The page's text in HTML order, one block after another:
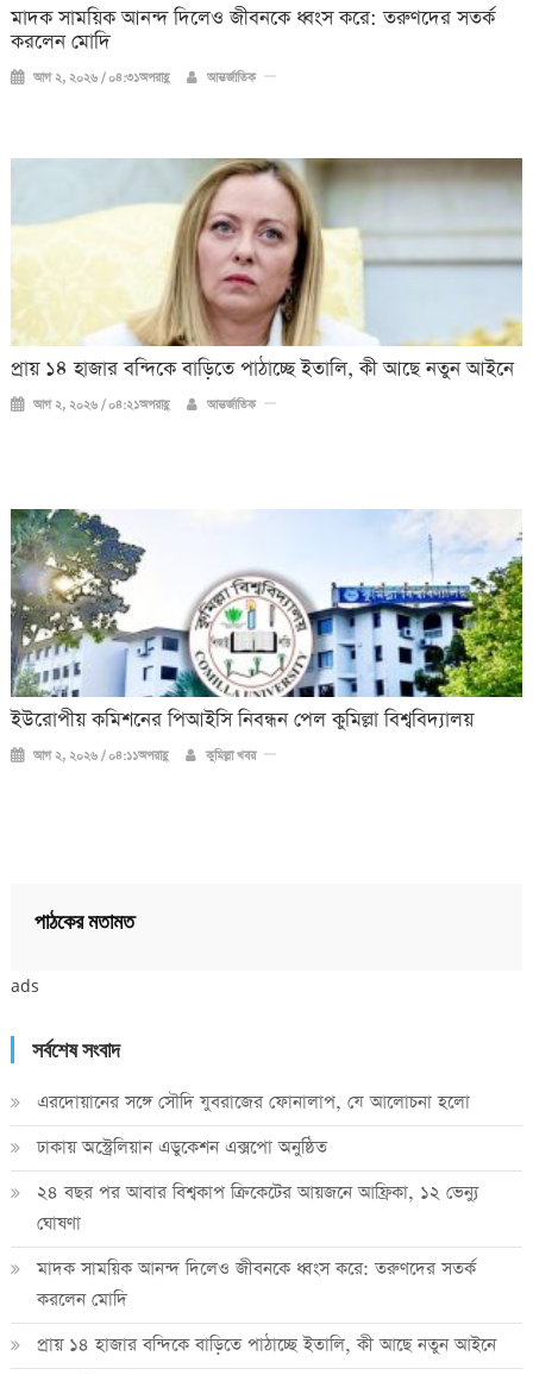
মাদক সাময়িক আনন্দ দিলেও জীবনকে ধ্বংস করে: তরুণদের সতর্ক
করলেন মোদি
আগ ২, ২০২৬ / ০৪:৩১অপরাহ্ণ আন্তর্জাতিক
প্রায় ১৪ হাজার বন্দিকে বাড়িতে পাঠাচ্ছে ইতালি, কী আছে নতুন আইনে
আগ ২, ২০২৬ / ০৪:২১অপরাহ্ণ আন্তর্জাতিক
ইউরোপীয় কমিশনের পিআইসি নিবন্ধন পেল কুমিল্লা বিশ্ববিদ্যালয়
আগ ২, ২০২৬ / ০৪:১১অপরাহ্ণ কুমিল্লা খবর
পাঠকের মতামত
ads
সর্বশেষ সংবাদ
এরদোয়ানের সঙ্গে সৌদি যুবরাজের ফোনালাপ, যে আলোচনা হলো
ঢাকায় অস্ট্রেলিয়ান এডুকেশন এক্সপো অনুষ্ঠিত
২৪ বছর পর আবার বিশ্বকাপ ক্রিকে‌টের আয়জনে আফ্রিকা, ১২ ভেন্যু
ঘোষণা
মাদক সাময়িক আনন্দ দিলেও জীবনকে ধ্বংস করে: তরুণদের সতর্ক
করলেন মোদি
প্রায় ১৪ হাজার বন্দিকে বাড়িতে পাঠাচ্ছে ইতালি, কী আছে নতুন আইনে